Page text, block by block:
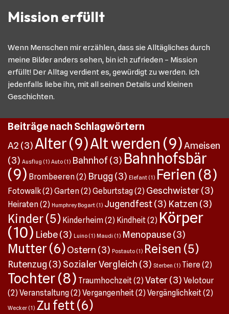
Mission erfüllt
Wenn Menschen mir erzählen, dass sie Alltägliches durch
meine Bilder anders sehen, bin ich zufrieden – Mission
erfüllt! Der Alltag verdient es, gewürdigt zu werden. Ich
jedenfalls liebe ihn, mit all seinen Details und kleinen
Geschichten.
Beiträge nach Schlagwörtern
A2 (3)Alter(9)Alt werden (9)Ameisen
(3) Ausflug (1) Auto (1) Bahnhof(3) Bahnhofsbär
(9) Brombeeren(2) Brugg (3) Elefant (1) Ferien (8)
Fotowalk(2)Garten(2)Geburtstag(2) Geschwister(3)
Heiraten(2) Humphrey Bogart (1) Jugendfest(3) Katzen (3)
Kinder(5) Kinderheim(2) Kindheit(2) Körper
(10) Liebe(3) Luino (1) Maudi (1) Menopause(3)
Mutter (6)Ostern (3) Postauto (1) Reisen (5)
Rutenzug (3) Sozialer Vergleich (3) Sterben (1) Tiere(2)
Tochter(8) Traumhochzeit(2)Vater(3) Velotour
(2)Veranstaltung(2)Vergangenheit(2)Vergänglichkeit(2)
Wecker (1) Zu fett (6)